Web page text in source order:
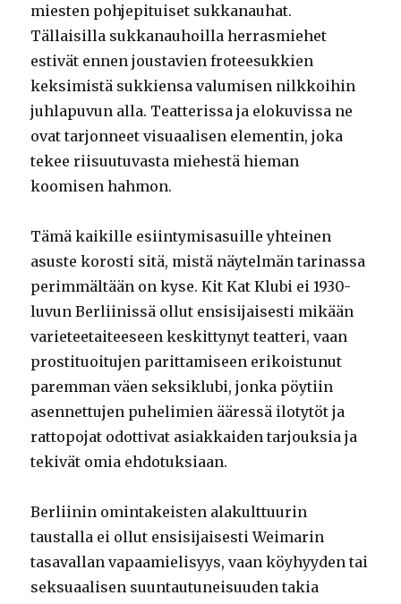
miesten pohjepituiset sukkanauhat.
Tällaisilla sukkanauhoilla herrasmiehet
estivät ennen joustavien froteesukkien
keksimistä sukkiensa valumisen nilkkoihin
juhlapuvun alla. Teatterissa ja elokuvissa ne
ovat tarjonneet visuaalisen elementin, joka
tekee riisuutuvasta miehestä hieman
koomisen hahmon.
Tämä kaikille esiintymisasuille yhteinen
asuste korosti sitä, mistä näytelmän tarinassa
perimmältään on kyse. Kit Kat Klubi ei 1930-
luvun Berliinissä ollut ensisijaisesti mikään
varieteetaiteeseen keskittynyt teatteri, vaan
prostituoitujen parittamiseen erikoistunut
paremman väen seksiklubi, jonka pöytiin
asennettujen puhelimien ääressä ilotytöt ja
rattopojat odottivat asiakkaiden tarjouksia ja
tekivät omia ehdotuksiaan.
Berliinin omintakeisten alakulttuurin
taustalla ei ollut ensisijaisesti Weimarin
tasavallan vapaamielisyys, vaan köyhyyden tai
seksuaalisen suuntautuneisuuden takia